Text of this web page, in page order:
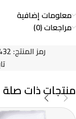
معلومات إضافية
مراجعات (0)
رمز المنتج:
منتجات ذات صلة